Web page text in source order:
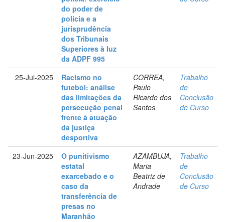
do poder de
polícia e a
jurisprudência
dos Tribunais
Superiores à luz
da ADPF 995
25-Jul-2025
Racismo no
futebol: análise
das limitações da
persecução penal
frente à atuação
da justiça
desportiva
CORREA,
Paulo
Ricardo dos
Santos
Trabalho
de
Conclusão
de Curso
23-Jun-2025
O punitivismo
estatal
exarcebado e o
caso da
transferência de
presas no
Maranhão
AZAMBUJA,
Maria
Beatriz de
Andrade
Trabalho
de
Conclusão
de Curso